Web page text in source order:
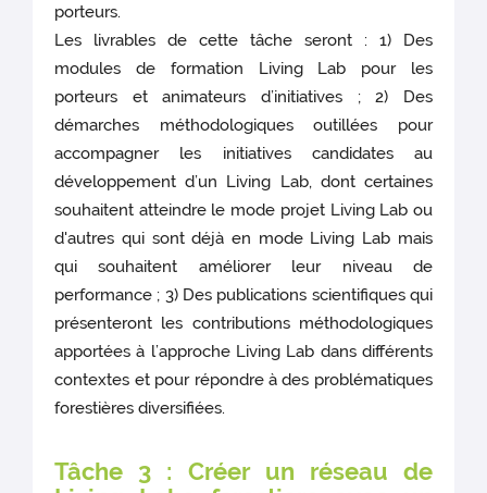
porteurs.
Les livrables de cette tâche seront : 1) Des
modules de formation Living Lab pour les
porteurs et animateurs d’initiatives ; 2) Des
démarches méthodologiques outillées pour
accompagner les initiatives candidates au
développement d’un Living Lab, dont certaines
souhaitent atteindre le mode projet Living Lab ou
d'autres qui sont déjà en mode Living Lab mais
qui souhaitent améliorer leur niveau de
performance ; 3) Des publications scientifiques qui
présenteront les contributions méthodologiques
apportées à l’approche Living Lab dans différents
contextes et pour répondre à des problématiques
forestières diversifiées.
Tâche 3 : Créer un réseau de